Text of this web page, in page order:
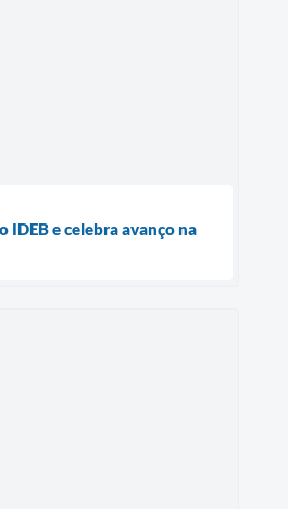
IDEB e celebra avanço na